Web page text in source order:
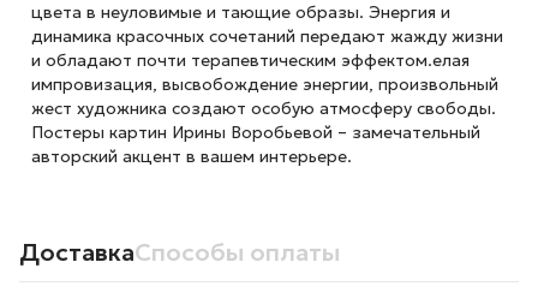
цвета в неуловимые и тающие образы. Энергия и
динамика красочных сочетаний передают жажду жизни
и обладают почти терапевтическим эффектом.елая
импровизация, высвобождение энергии, произвольный
жест художника создают особую атмосферу свободы.
Постеры картин Ирины Воробьевой – замечательный
авторский акцент в вашем интерьере.
ДоставкаСпособы оплаты